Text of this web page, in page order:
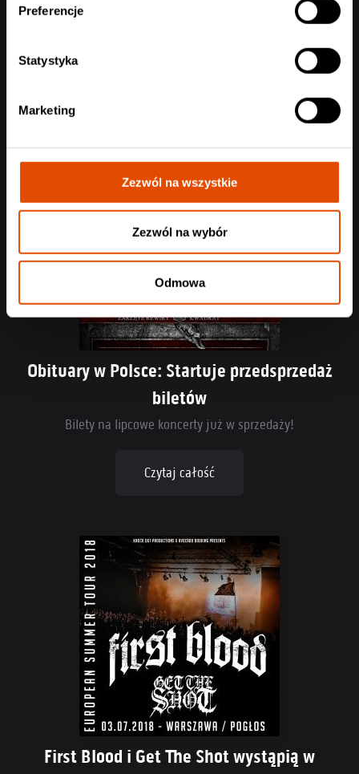
Preferencje
Statystyka
Marketing
Zezwól na wszystkie
Zezwól na wybór
Odmowa
Delinquent Habits zagrają koncert w Warszawie
Obituary w Polsce: Startuje przedsprzedaż
biletów
Bilety na lipcowe koncerty już w sprzedaży!
Czytaj całość
First Blood i Get The Shot wystąpią w